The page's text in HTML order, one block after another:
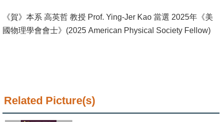
Curriculum
Institute
《賀》本系 高英哲 教授 Prof. Ying-Jer Kao 當選 2025年《美
國物理學會會士》(2025 American Physical Society Fellow)
Related Picture(s)